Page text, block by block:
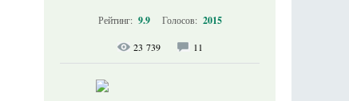
Рейтинг: 9.9 Голосов: 2015
23 739 11